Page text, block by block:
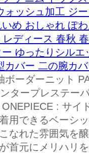
ォッシュ加工 ジ
め おしゃれ ぽ
ディース 春秋
ゆったりシル
カバー 二の腕カ
ボーダーニット
タープレステー
: サイ
用できるベーシ
なれた雰囲気を
首元にメリハリ